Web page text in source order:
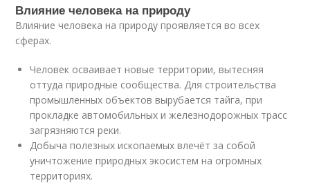
Влияние человека на природу
Влияние человека на природу проявляется во всех
сферах.
Человек осваивает новые территории, вытесняя
оттуда природные сообщества. Для строительства
промышленных объектов вырубается тайга, при
прокладке автомобильных и железнодорожных трасс
загрязняются реки.
Добыча полезных ископаемых влечёт за собой
уничтожение природных экосистем на огромных
территориях.